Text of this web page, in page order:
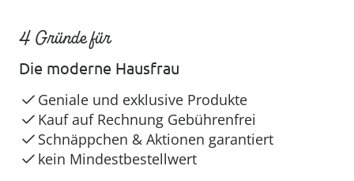
4 Gründe für
Die moderne Hausfrau
Geniale und exklusive Produkte
Kauf auf Rechnung Gebührenfrei
Schnäppchen & Aktionen garantiert
kein Mindestbestellwert